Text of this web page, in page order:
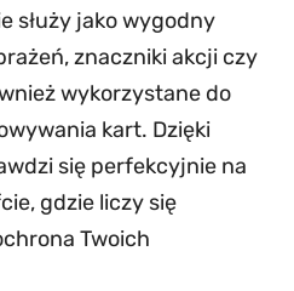
służy jako wygodny
znaczniki akcji czy
wykorzystane do
kart. Dzięki
się perfekcyjnie na
gdzie liczy się
Twoich